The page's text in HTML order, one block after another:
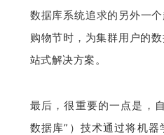
数据库系统追求的另外一
购物节时，为集群用户的
站式解决方案。
最后，很重要的一点是，
数据库”）技术通过将机